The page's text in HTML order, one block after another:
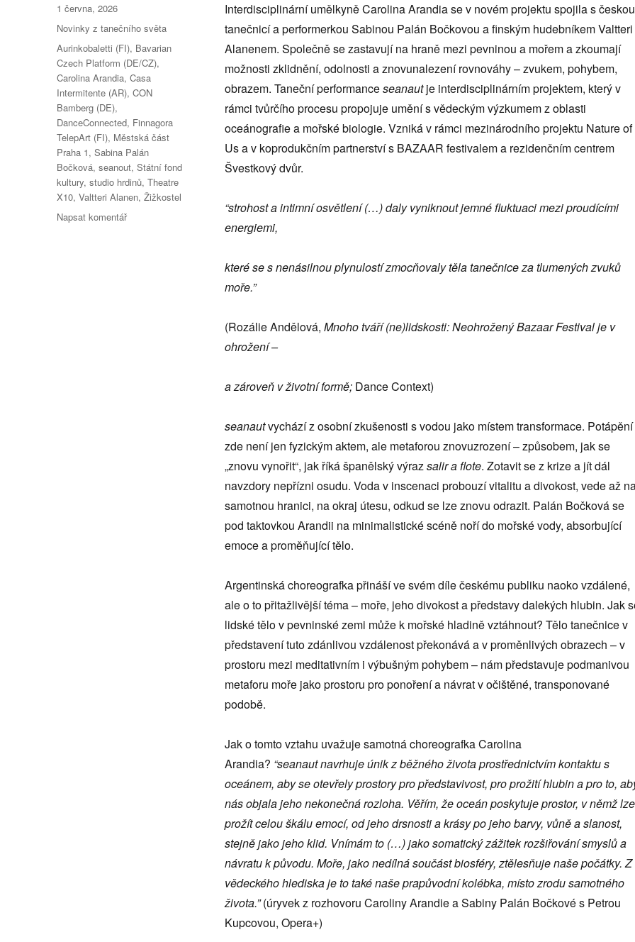
Interdisciplinární umělkyně Carolina Arandia se v novém projektu spojila s českou
tanečnicí a performerkou Sabinou Palán Bočkovou a finským hudebníkem Valtteri
Alanenem. Společně se zastavují na hraně mezi pevninou a mořem a zkoumají
možnosti zklidnění, odolnosti a znovunalezení rovnováhy – zvukem, pohybem,
obrazem. Taneční performanceseanautje interdisciplinárním projektem, který v
rámci tvůrčího procesu propojuje umění s vědeckým výzkumem z oblasti
oceánografie a mořské biologie. Vzniká v rámci mezinárodního projektu Nature of
Us a v koprodukčním partnerství s BAZAAR festivalem a rezidenčním centrem
Švestkový dvůr.
“strohost a intimní osvětlení (…) daly vyniknout jemné fluktuaci mezi proudícími
energiemi,
které se s nenásilnou plynulostí zmocňovaly těla tanečnice za tlumených zvuků
moře.”
(Rozálie Andělová, Mnoho tváří (ne)lidskosti: Neohrožený Bazaar Festival je v
ohrožení –
a zároveň v životní formě; Dance Context)
seanautvychází z osobní zkušenosti s vodou jako místem transformace. Potápění
zde není jen fyzickým aktem, ale metaforou znovuzrození – způsobem, jak se
„znovu vynořit“, jak říká španělský výrazsalir a flote. Zotavit se z krize a jít dál
navzdory nepřízni osudu. Voda v inscenaci probouzí vitalitu a divokost, vede až
samotnou hranici, na okraj útesu, odkud se lze znovu odrazit. Palán Bočková se
pod taktovkou Arandii na minimalistické scéně noří do mořské vody, absorbující
emoce a proměňující tělo.
Argentinská choreografka přináší ve svém díle českému publiku naoko vzdálené,
ale o to přitažlivější téma – moře, jeho divokost a představy dalekých hlubin. Jak
lidské tělo v pevninské zemi může k mořské hladině vztáhnout? Tělo tanečnice v
představení tuto zdánlivou vzdálenost překonává a v proměnlivých obrazech – v
prostoru mezi meditativním i výbušným pohybem – nám představuje podmanivou
metaforu moře jako prostoru pro ponoření a návrat v očištěné, transponované
podobě.
Jak o tomto vztahu uvažuje samotná choreografka Carolina
Arandia? “seanautnavrhuje únik z běžného života prostřednictvím kontaktu s
oceánem, aby se otevřely prostory pro představivost, pro prožití hlubin a pro to,
nás objala jeho nekonečná rozloha. Věřím, že oceán poskytuje prostor, v němž lze
prožít celou škálu emocí, od jeho drsnosti a krásy po jeho barvy, vůně a slanost,
stejně jako jeho klid. Vnímám to (…) jako somatický zážitek rozšiřování smyslů a
návratu k původu. Moře, jako nedílná součást biosféry, ztělesňuje naše počátky. Z
vědeckého hlediska je to také naše prapůvodní kolébka, místo zrodu samotného
života.”(úryvek z rozhovoru Caroliny Arandie a Sabiny Palán Bočkové s Petrou
Kupcovou, Opera+)
Publikováno:
1 června, 2026
Rubriky:
Novinky z tanečního světa
Štítky:
Aurinkobaletti (FI), Bavarian
Czech Platform (DE/CZ),
Carolina Arandia,Casa
Intermitente (AR),CON
Bamberg (DE),
DanceConnected, Finnagora
TelepArt (FI), Městská část
Praha 1,Sabina Palán
Bočková,seanout,Státní fond
kultury,studio hrdinů,Theatre
X10,Valtteri Alanen,Žižkostel
Napsat komentářpro